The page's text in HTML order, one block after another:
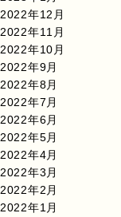
2022年12月
2022年11月
2022年10月
2022年9月
2022年8月
2022年7月
2022年6月
2022年5月
2022年4月
2022年3月
2022年2月
2022年1月